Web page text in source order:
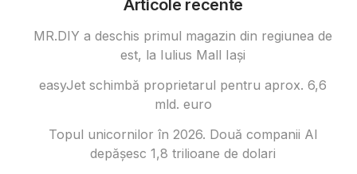
Articole recente
MR.DIY a deschis primul magazin din regiunea de
est, la Iulius Mall Iași
easyJet schimbă proprietarul pentru aprox. 6,6
mld. euro
Topul unicornilor în 2026. Două companii AI
depășesc 1,8 trilioane de dolari